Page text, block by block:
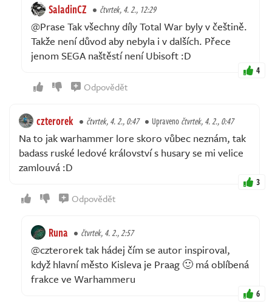
SaladinCZ čtvrtek, 4. 2., 12:29
@Prase Tak všechny díly Total War byly v češtině.
Takže není důvod aby nebyla i v dalších. Přece
jenom SEGA naštěstí není Ubisoft :D
4
Odpovědět
czterorek čtvrtek, 4. 2., 0:47 Upravenočtvrtek, 4. 2., 0:47
Na to jak warhammer lore skoro vůbec neznám, tak
badass ruské ledové království s husary se mi velice
zamlouvá :D
3
Odpovědět
Runa čtvrtek, 4. 2., 2:57
@czterorek tak hádej čím se autor inspiroval,
když hlavní město Kisleva je Praag 🙂 má oblíbená
frakce ve Warhammeru
6